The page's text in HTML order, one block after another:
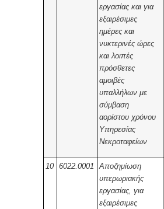
εργασίας και για
εξαιρέσιμες
ημέρες και
νυκτερινές ώρες
και λοιπές
πρόσθετες
αμοιβές
υπαλλήλων με
σύμβαση
αορίστου χρόνου
Υπηρεσίας
Νεκροταφείων
10 6022.0001
Αποζημίωση
υπερωριακής
εργασίας, για
εξαιρέσιμες